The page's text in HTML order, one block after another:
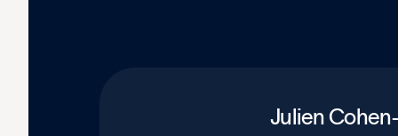
Julien